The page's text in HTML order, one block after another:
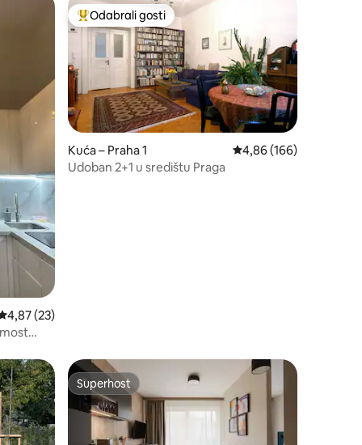
ocjena: 4,87/5, recenzija: 23
4,87 (23)
Među najviše rangiranima s oznakom „Odabrali gosti”
Odabrali gosti
Kuća – Praha 1 Prosječna ocjena:
4,86 (166)
Udoban 2+1 u središtu Praga
„Odabrali gosti”
Superhost
Superhost